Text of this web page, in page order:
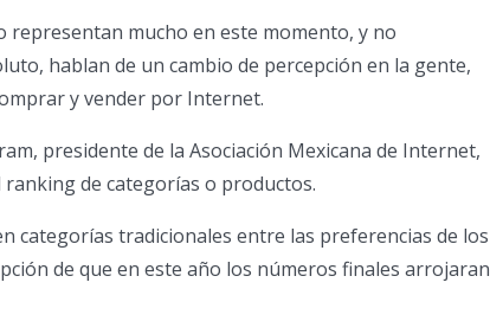
representan mucho en este momento, y no
hablan de un cambio de percepción en la gente,
y vender por Internet.
presidente de la Asociación Mexicana de Internet,
de categorías o productos.
categorías tradicionales entre las preferencias de los
de que en este año los números finales arrojaran